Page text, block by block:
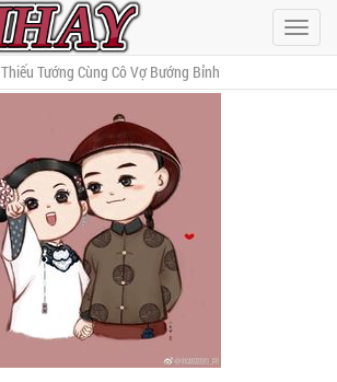
Hiện
menu
Thiếu Tướng Cùng Cô Vợ Bướng Bỉnh